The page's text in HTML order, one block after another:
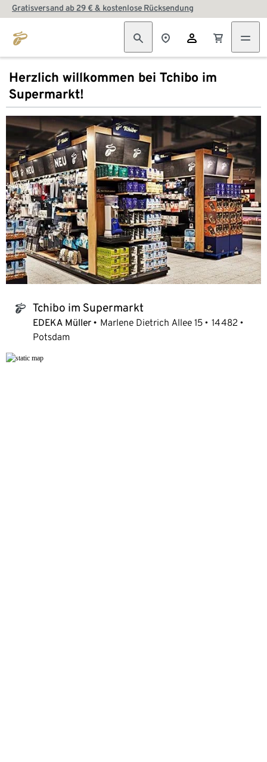
Gratisversand ab 29 € & kostenlose Rücksendung
Herzlich willkommen bei Tchibo im
Supermarkt!
tchibo_logo Tchibo im Supermarkt
EDEKA Müller Marlene Dietrich Allee 15
14482
Potsdam